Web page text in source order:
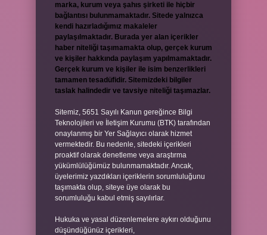
marka, kurum veya şahıs şirketi ile hiçbir
bağlantısı bulunmamaktadır. Sitede yalnızca
kendi hazırladığımız makaleler
paylaşılmaktadır. Burada yer alan içerikler
haber niteliği taşımamakta olup, gerçek kurum
ve kişiler hakkında paylaşım yapılmamaktadır.
Gerçek kurum ve kişiler ile isim benzerlikleri
tamamen tesadüfidir. Sitemizdeki bilgiler
taslak halindedir ve tavsiye niteliği taşımazlar.
Sitemiz, 5651 Sayılı Kanun gereğince Bilgi
Teknolojileri ve İletişim Kurumu (BTK) tarafından
onaylanmış bir Yer Sağlayıcı olarak hizmet
vermektedir. Bu nedenle, sitedeki içerikleri
proaktif olarak denetleme veya araştırma
yükümlülüğümüz bulunmamaktadır. Ancak,
üyelerimiz yazdıkları içeriklerin sorumluluğunu
taşımakta olup, siteye üye olarak bu
sorumluluğu kabul etmiş sayılırlar.
Hukuka ve yasal düzenlemelere aykırı olduğunu
düşündüğünüz içerikleri,